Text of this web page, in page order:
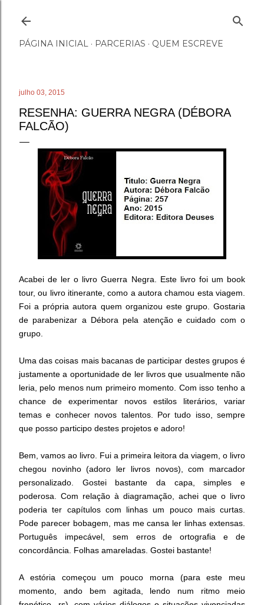
PÁGINA INICIAL PARCERIAS QUEM ESCREVE
julho 03, 2015
RESENHA: GUERRA NEGRA (DÉBORA
FALCÃO)
Acabei de ler o livro Guerra Negra. Este livro foi um book
tour, ou livro itinerante, como a autora chamou esta viagem.
Foi a própria autora quem organizou este grupo. Gostaria
de parabenizar a Débora pela atenção e cuidado com o
grupo.
Uma das coisas mais bacanas de participar destes grupos é
justamente a oportunidade de ler livros que usualmente não
leria, pelo menos num primeiro momento. Com isso tenho a
chance de experimentar novos estilos literários, variar
temas e conhecer novos talentos. Por tudo isso, sempre
que posso participo destes projetos e adoro!
Bem, vamos ao livro. Fui a primeira leitora da viagem, o livro
chegou novinho (adoro ler livros novos), com marcador
personalizado. Gostei bastante da capa, simples e
poderosa. Com relação à diagramação, achei que o livro
poderia ter capítulos com linhas um pouco mais curtas.
Pode parecer bobagem, mas me cansa ler linhas extensas.
Português impecável, sem erros de ortografia e de
concordância. Folhas amareladas. Gostei bastante!
A estória começou um pouco morna (para este meu
momento, ando bem agitada, lendo num ritmo meio